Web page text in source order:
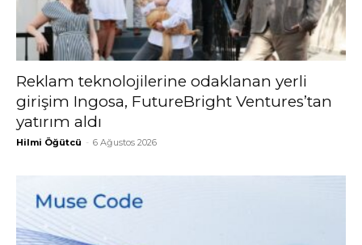
Reklam teknolojilerine odaklanan yerli
girişim Ingosa, FutureBright Ventures’tan
yatırım aldı
Hilmi Öğütcü - 6 Ağustos 2026